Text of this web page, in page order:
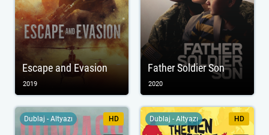
Escape and Evasion
2019
Father Soldier Son
2020
Dublaj - Altyazı HD Dublaj - Altyazı HD